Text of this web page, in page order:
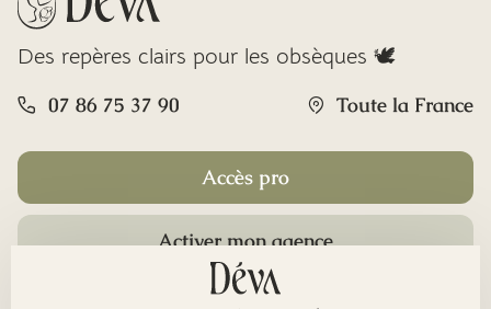
Des repères clairs pour les obsèques 🕊️
07 86 75 37 90 Toute la France
Accès pro
Activer mon agence